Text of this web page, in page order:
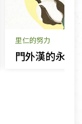
里仁的努力